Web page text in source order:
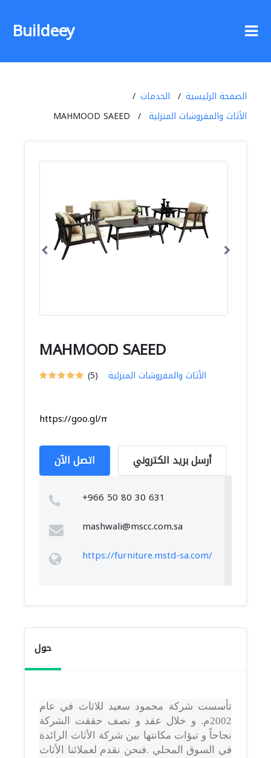
Buildeey
الصفحة الرئيسية
الخدمات
الأثاث والمفروشات المنزلية
MAHMOOD SAEED
MAHMOOD SAEED
(5) الأثاث والمفروشات المنزلية
https://goo.gl/maps/9cGKupRazAi97zPH7
اتصل الآن أرسل بريد الكتروني
+966 50 80 30 631
mashwali@mscc.com.sa
https://furniture.mstd-sa.com/
حول
تأسست شركة محمود سعيد للاثاث في عام
2002م. و خلال عقد و نصف حققت الشركة
نجاحاً و تبؤات مكانتها بين شركة الأثاث الرائدة
في السوق المحلي .فنحن نقدم لعملائنا الأثاث